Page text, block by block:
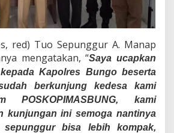
R
n
m
g
k
a
K
e
g
red) Tuo Sepunggur A. Manap
mengatakan, “Saya ucapkan
Kapolres Bungo beserta
berkunjung kedesa kami
POSKOPIMASBUNG, kami
kunjungan ini semoga nantinya
sepunggur bisa lebih kompak,